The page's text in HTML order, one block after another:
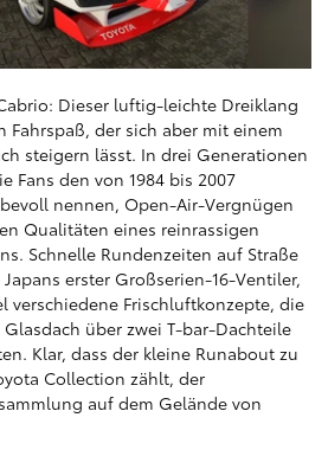
Dieser luftig-leichte Dreiklang
Fahrspaß, der sich aber mit einem
steigern lässt. In drei Generationen
Fans den von 1984 bis 2007
nennen, Open-Air-Vergnügen
Qualitäten eines reinrassigen
Schnelle Rundenzeiten auf Straße
erster Großserien-16-Ventiler,
verschiedene Frischluftkonzepte, die
über zwei T-bar-Dachteile
Klar, dass der kleine Runabout zu
Collection zählt, der
auf dem Gelände von